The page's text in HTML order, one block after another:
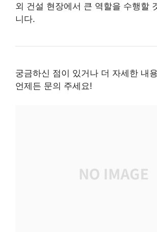
외 건설 현장에서 큰 역할을 수행할
니다.
궁금하신 점이 있거나 더 자세한 내
언제든 문의 주세요!